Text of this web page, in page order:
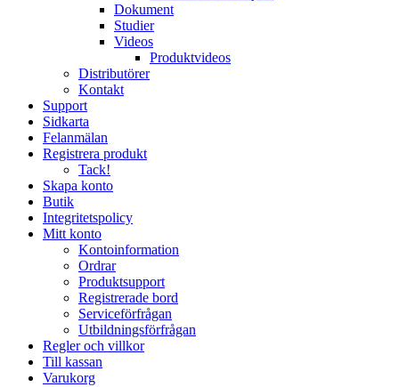
Dokument
Studier
Videos
Produktvideos
Distributörer
Kontakt
Support
Sidkarta
Felanmälan
Registrera produkt
Tack!
Skapa konto
Butik
Integritetspolicy
Mitt konto
Kontoinformation
Ordrar
Produktsupport
Registrerade bord
Serviceförfrågan
Utbildningsförfrågan
Regler och villkor
Till kassan
Varukorg